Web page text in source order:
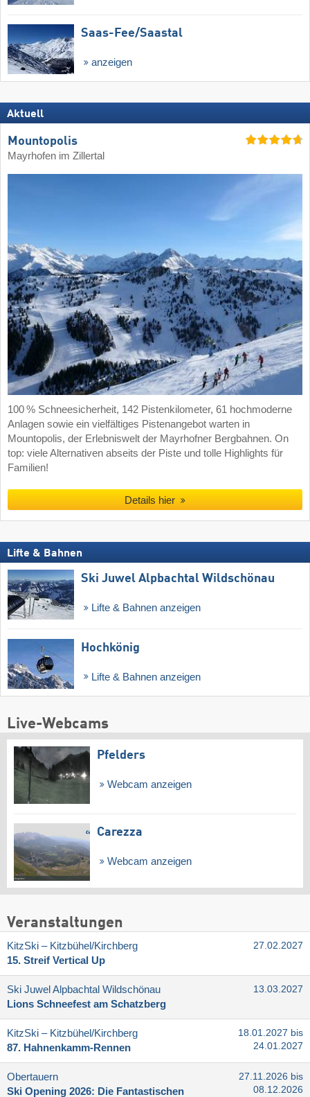
Saas-Fee/​Saastal
anzeigen
Aktuell
Mountopolis
Mayrhofen im Zillertal
100 % Schneesicherheit, 142 Pistenkilometer, 61 hochmoderne
Anlagen sowie ein vielfältiges Pistenangebot warten in
Mountopolis, der Erlebniswelt der Mayrhofner Bergbahnen. On
top: viele Alternativen abseits der Piste und tolle Highlights für
Familien!
Details hier
Lifte & Bahnen
Ski Juwel Alpbachtal Wildschönau
Lifte & Bahnen anzeigen
Hochkönig
Lifte & Bahnen anzeigen
Live-Webcams
Pfelders
Webcam anzeigen
Carezza
Webcam anzeigen
Veranstaltungen
KitzSki – Kitzbühel/​Kirchberg
15. Streif Vertical Up
27.02.2027
Ski Juwel Alpbachtal Wildschönau
Lions Schneefest am Schatzberg
13.03.2027
KitzSki – Kitzbühel/​Kirchberg
87. Hahnenkamm-Rennen
18.01.2027 bis
24.01.2027
Obertauern
Ski Opening 2026: Die Fantastischen
27.11.2026 bis
08.12.2026